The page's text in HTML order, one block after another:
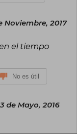
Noviembre, 2017
el tiempo
No es útil
de Mayo, 2016